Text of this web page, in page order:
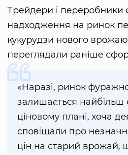
Трейдери і переробники
надходження на ринок
кукурудзи нового
переглядали раніше
«Наразі, ринок
залишається найбільш
ціновому плані, хоча
сповіщали про
цін на старий врожай,